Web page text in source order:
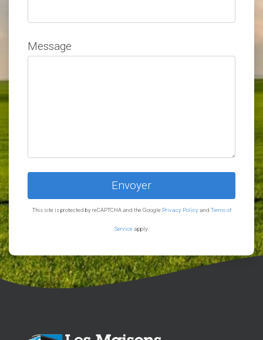
Message
This site is protected by reCAPTCHA and the Google Privacy Policyand Terms of
Serviceapply.